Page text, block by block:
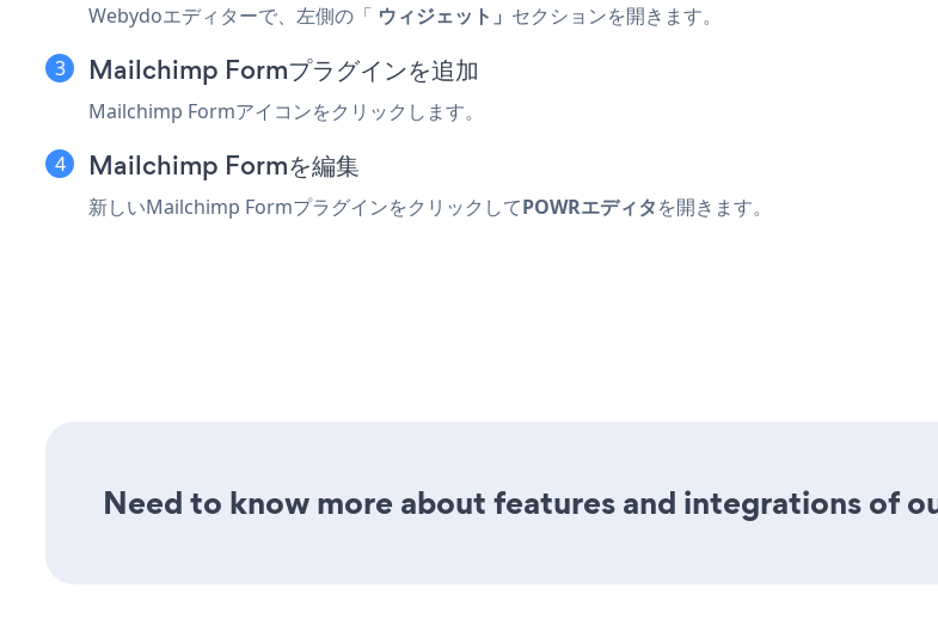
Webydoエディターで、左側の「 ウィジェット」 セクションを開きます。
Mailchimp Formプラグインを追加
Mailchimp Formアイコンをクリックします。
Mailchimp Formを編集
新しいMailchimp FormプラグインをクリックしてPOWRエディタを開きます。
Need to know more about features and integrations of